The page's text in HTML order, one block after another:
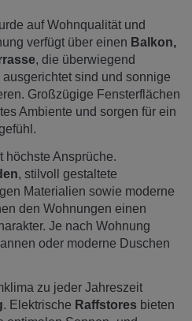
auf Wohnqualität und
verfügt über einen Balkon,
, die überwiegend
ausgerichtet sind und sonnige
Großzügige Fensterflächen
Ambiente und sorgen für ein
höchste Ansprüche.
, stilvoll gestaltete
Materialien sowie moderne
den Wohnungen einen
Je nach Wohnung
oder moderne Duschen
zu jeder Jahreszeit
. Elektrische Raffstores bieten